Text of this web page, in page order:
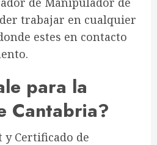
trabajar en cualquier
estes en contacto
para la
Cantabria?
y Certificado de